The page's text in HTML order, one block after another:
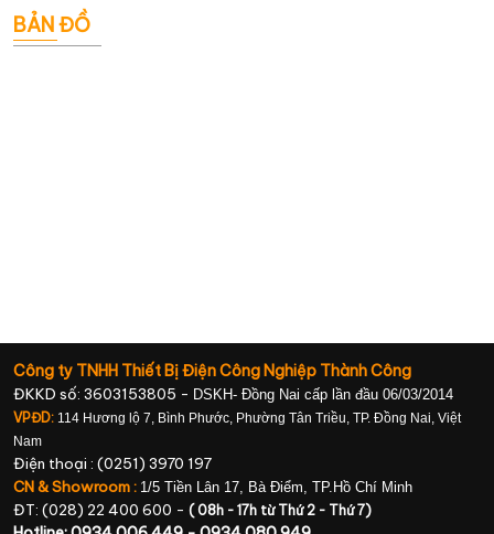
BẢN ĐỒ
Công ty TNHH Thiết Bị Điện Công Nghiệp Thành Công
ĐKKD số: 3603153805 - DSKH- Đồng Nai cấp lần đầu 06/03/2014
VPĐD: 114 Hương lộ 7, Bình Phước, Phường Tân Triều, TP. Đồng Nai, Việt
Nam
Điện thoại : (0251) 3970 197
CN & Showroom : 1/5 Tiền Lân 17, Bà Điểm, TP.Hồ Chí Minh
ĐT: (028) 22 400 600 - ( 08h - 17h từ Thứ 2 - Thứ 7)